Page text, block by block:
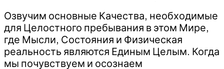
Озвучим основные Качества, необходимые
для Целостного пребывания в этом Мире,
где Мысли, Состояния и Физическая
реальность являются Единым Целым. Когда
мы почувствуем и осознаем